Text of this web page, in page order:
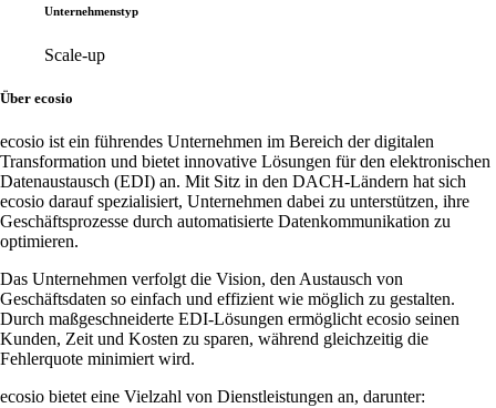
Unternehmenstyp
Scale-up
Über ecosio
ecosio ist ein führendes Unternehmen im Bereich der digitalen
Transformation und bietet innovative Lösungen für den elektronischen
Datenaustausch (EDI) an. Mit Sitz in den DACH-Ländern hat sich
ecosio darauf spezialisiert, Unternehmen dabei zu unterstützen, ihre
Geschäftsprozesse durch automatisierte Datenkommunikation zu
optimieren.
Das Unternehmen verfolgt die Vision, den Austausch von
Geschäftsdaten so einfach und effizient wie möglich zu gestalten.
Durch maßgeschneiderte EDI-Lösungen ermöglicht ecosio seinen
Kunden, Zeit und Kosten zu sparen, während gleichzeitig die
Fehlerquote minimiert wird.
ecosio bietet eine Vielzahl von Dienstleistungen an, darunter: